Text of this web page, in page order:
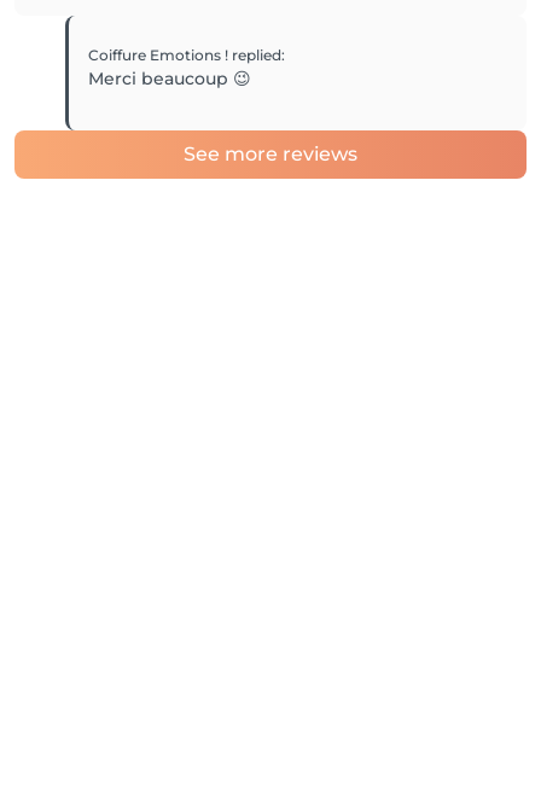
Coiffure Emotions ! replied:
Merci beaucoup 😉
See more reviews